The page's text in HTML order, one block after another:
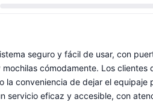
seguro y fácil de usar, con
cómodamente. Los
la conveniencia de dejar el
servicio eficaz y accesible, con